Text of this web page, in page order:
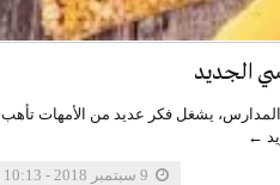
الجديد
المدارس، يشغل فكر عديد من الأمهات تأهب
←
9 سبتمبر 2018 - 10:13 م